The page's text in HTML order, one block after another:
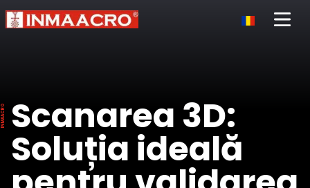
Open
Scanarea 3D:
Soluția ideală